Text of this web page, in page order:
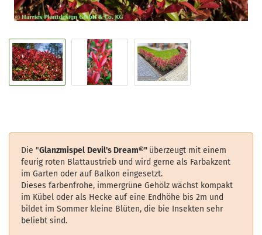
Die "Glanzmispel Devil's Dream®" überzeugt mit einem
feurig roten Blattaustrieb und wird gerne als Farbakzent
im Garten oder auf Balkon eingesetzt.
Dieses farbenfrohe, immergrüne Gehölz wächst kompakt
im Kübel oder als Hecke auf eine Endhöhe bis 2m und
bildet im Sommer kleine Blüten, die bie Insekten sehr
beliebt sind.